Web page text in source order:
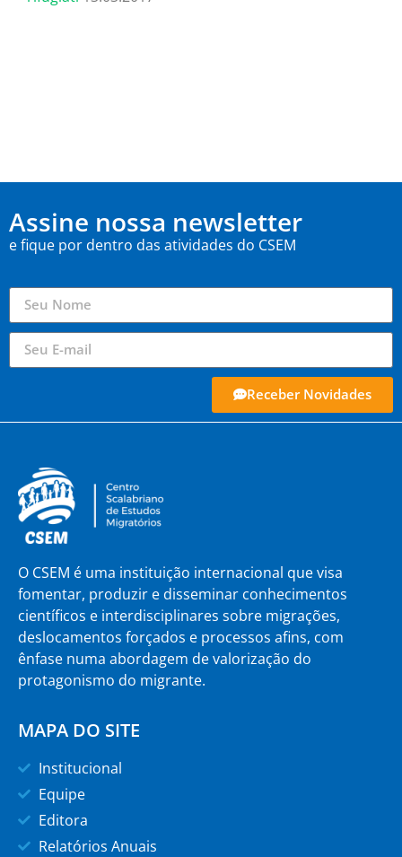
Assine nossa newsletter
e fique por dentro das atividades do CSEM
Receber Novidades
O CSEM é uma instituição internacional que visa
fomentar, produzir e disseminar conhecimentos
científicos e interdisciplinares sobre migrações,
deslocamentos forçados e processos afins, com
ênfase numa abordagem de valorização do
protagonismo do migrante.
MAPA DO SITE
Institucional
Equipe
Editora
Relatórios Anuais